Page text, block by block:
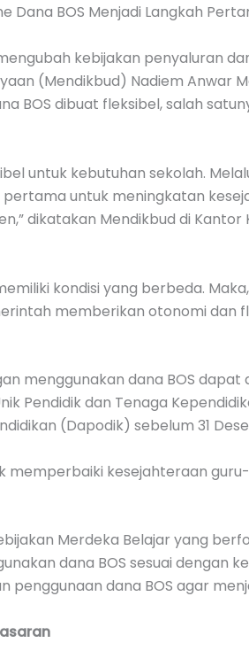
Dana BOS Menjadi Langkah
kebijakan penyaluran
(Mendikbud) Nadiem Anwar
BOS dibuat fleksibel, salah
untuk kebutuhan sekolah.
pertama untuk meningkatan
dikatakan Mendikbud di
kondisi yang berbeda.
memberikan otonomi dan
menggunakan dana BOS
Pendidik dan Tenaga
(Dapodik) sebelum 31
kesejahteraan
Merdeka Belajar yang
dana BOS sesuai dengan
penggunaan dana BOS agar